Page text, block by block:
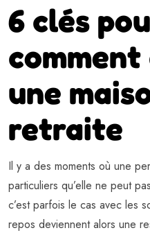
6 clés
une
retraite
Il y a des moments où une
particuliers qu’elle ne peut
c’est parfois le cas avec les
repos deviennent alors une